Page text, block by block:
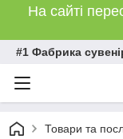
На сайті
#1 Фабрика
Товари та